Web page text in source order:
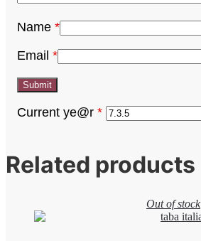
Name *
Email *
Current ye@r *
Related products
Out of stock